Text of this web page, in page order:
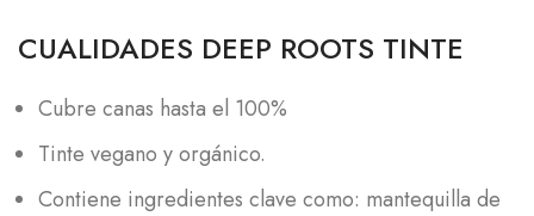
CUALIDADES DEEP ROOTS TINTE
Cubre canas hasta el 100%
Tinte vegano y orgánico.
Contiene ingredientes clave como: mantequilla de